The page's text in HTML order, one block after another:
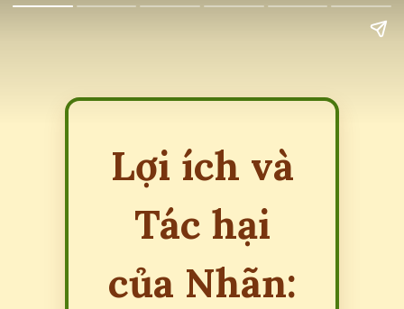
Lợi ích và
Tác hại
của Nhãn: